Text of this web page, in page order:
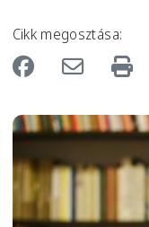
Cikk megosztása:
Image